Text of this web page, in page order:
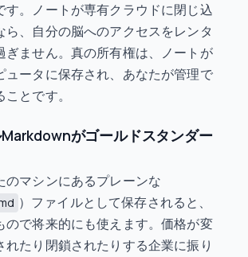
す。ノートが専有クラウドに閉じ込
ら、自分の脳へのアクセスをレンタ
ぎません。真の所有権は、ノートが
ュータに保存され、あなたが管理で
とです。
がゴールドスタンダー
のマシンにあるプレーンな
）ファイルとして保存されると、
ので将来的にも使えます。価格が変
れたり閉鎖されたりする企業に振り